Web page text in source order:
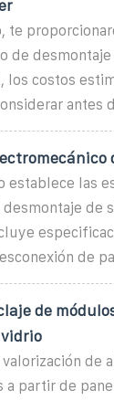
te
de
los costos
antes
establece las
desmontaje de
de
de
valorización de
a partir de